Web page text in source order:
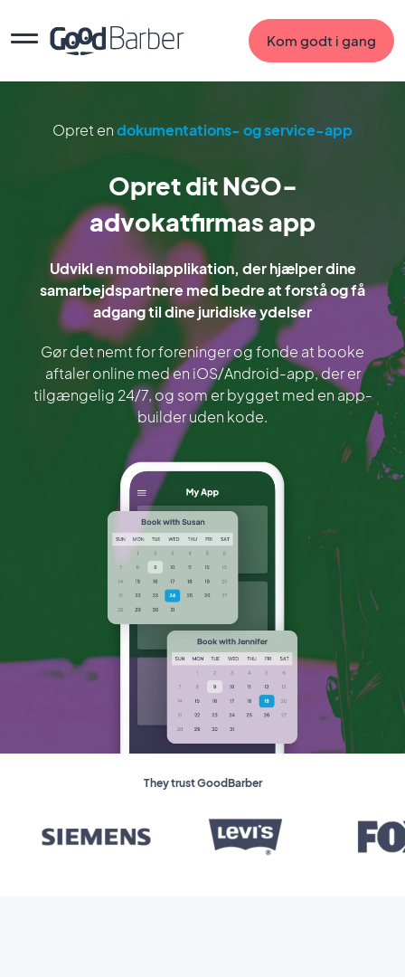
Kom godt i gang
Opret endokumentations- og service-app
Opret dit NGO-
advokatfirmas app
Udvikl en mobilapplikation, der hjælper dine
samarbejdspartnere med bedre at forstå og få
adgang til dine juridiske ydelser
Gør det nemt for foreninger og fonde at booke
aftaler online med en iOS/Android-app, der er
tilgængelig 24/7, og som er bygget med en app-
builder uden kode.
They trust GoodBarber